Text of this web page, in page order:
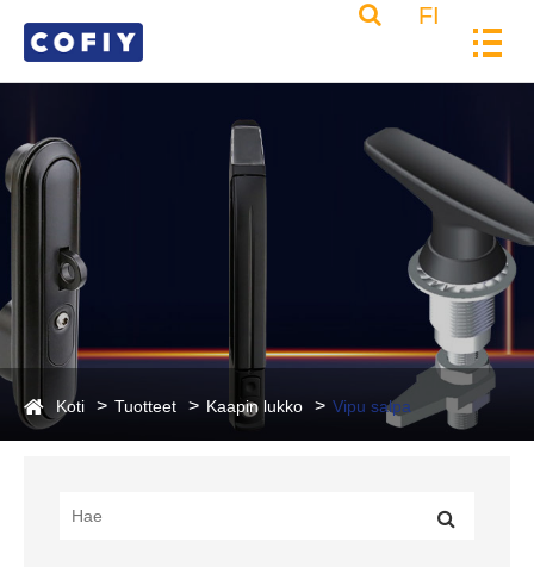
FI
Koti Tuotteet Kaapin lukko Vipu salpa